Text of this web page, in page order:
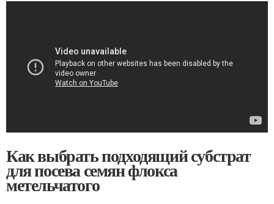
Как выбрать подходящий субстрат
для посева семян флокса
метельчатого